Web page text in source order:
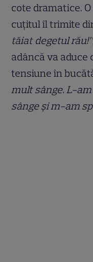
cote dramatice.
cuțitul îl trimite
tăiat degetul
adâncă va aduce
tensiune în
mult sânge. L-
sânge și m-am